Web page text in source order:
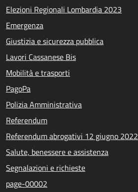
Elezioni Regionali Lombardia 2023
Emergenza
Giustizia e sicurezza pubblica
Lavori Cassanese Bis
Mobilità e trasporti
PagoPa
Polizia Amministrativa
Referendum
Referendum abrogativi 12 giugno 2022
Salute, benessere e assistenza
Segnalazioni e richieste
page-00002